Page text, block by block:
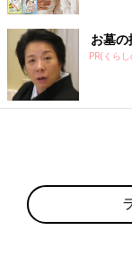
お墓
PR(くら